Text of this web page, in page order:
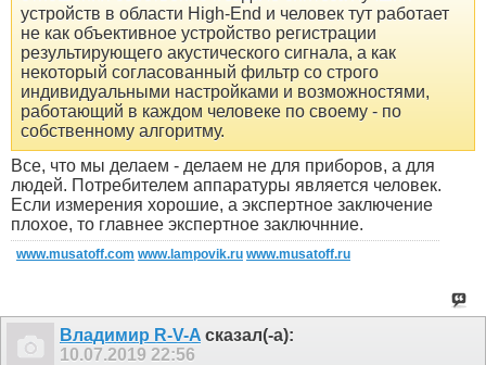
устройств в области High-End и человек тут работает
не как объективное устройство регистрации
результирующего акустического сигнала, а как
некоторый согласованный фильтр со строго
индивидуальными настройками и возможностями,
работающий в каждом человеке по своему - по
собственному алгоритму.
Все, что мы делаем - делаем не для приборов, а для
людей. Потребителем аппаратуры является человек.
Если измерения хорошие, а экспертное заключение
плохое, то главнее экспертное заключнние.
www.musatoff.com www.lampovik.ru www.musatoff.ru
Владимир R-V-A сказал(-а):
10.07.2019 22:56